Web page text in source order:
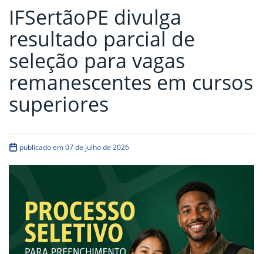
IFSertãoPE divulga
resultado parcial de
seleção para vagas
remanescentes em cursos
superiores
publicado em 07 de julho de 2026